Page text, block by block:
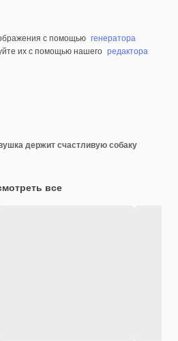
с помощью генератора
их с помощью нашего редактора
держит счастливую собаку
все